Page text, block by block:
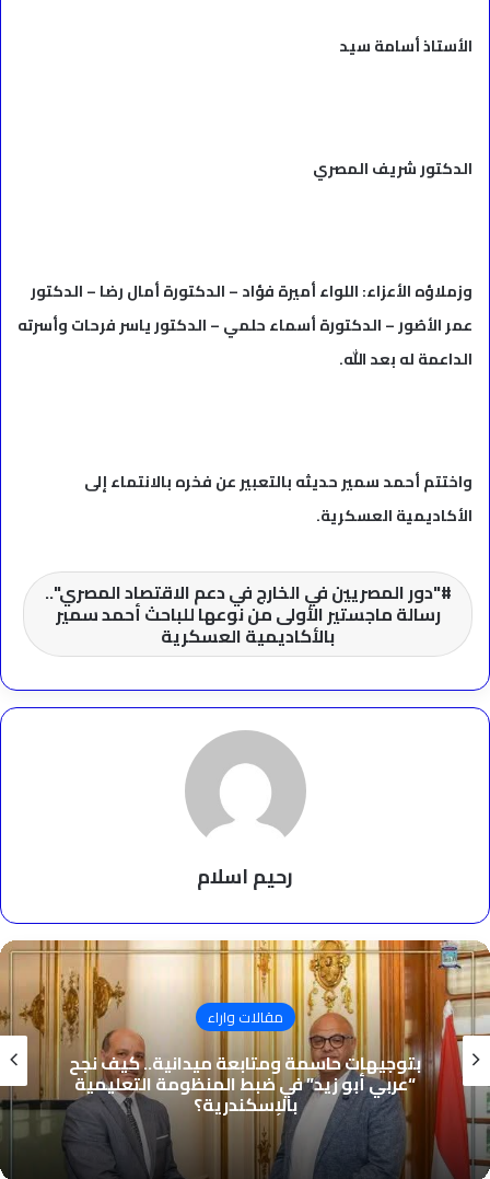
الأستاذ أسامة سيد
الدكتور شريف المصري
وزملاؤه الأعزاء: اللواء أميرة فؤاد – الدكتورة أمال رضا – الدكتور
عمر الأصُور – الدكتورة أسماء حلمي – الدكتور ياسر فرحات وأسرته
الداعمة له بعد الله.
واختتم أحمد سمير حديثه بالتعبير عن فخره بالانتماء إلى
الأكاديمية العسكرية.
"دور المصريين في الخارج في دعم الاقتصاد المصري"..
رسالة ماجستير الأولى من نوعها للباحث أحمد سمير
بالأكاديمية العسكرية
رحيم اسلام
مقالات واراء
قبل أن تهاجموا مهنة صنعت أسماء عالمية…
التجميل فن له تاريخ وليس مجرد مقص وكرسي